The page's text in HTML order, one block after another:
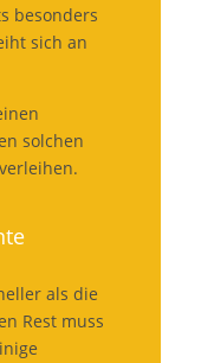
besonders
sich an
solchen
als die
Rest muss